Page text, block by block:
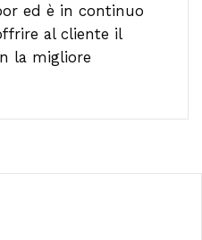
ed è in continuo
al cliente il
la migliore